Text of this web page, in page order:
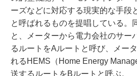
ーズなどに対応する現実的な手段
と呼ばれるものを提唱している。
と、メーターから電力会社のサー
るルートをAルートと呼び、メー
れるHEMS（Home Energy
送するルートをBルートと呼ぶ。